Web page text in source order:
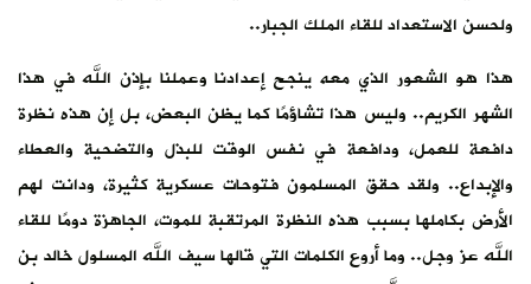
ولحسن الاستعداد للقاء الملك الجبار..
هذا هو الشعور الذي معه ينجح إعدادنا وعملنا بإذن الله في هذا
الشهر الكريم.. وليس هذا تشاؤمًا كما يظن البعض، بل إن هذه نظرة
دافعة للعمل، ودافعة في نفس الوقت للبذل والتضحية والعطاء
والإبداع.. ولقد حقق المسلمون فتوحات عسكرية كثيرة، ودانت لهم
الأرض بكاملها بسبب هذه النظرة المرتقبة للموت، الجاهزة دومًا للقاء
الله عز وجل.. وما أروع الكلمات التي قالها سيف الله المسلول خالد بن